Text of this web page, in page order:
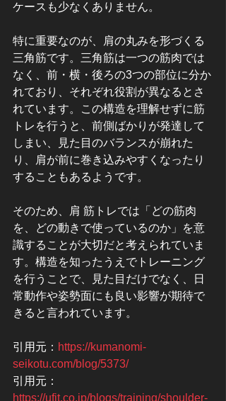
ケースも少なくありません。
特に重要なのが、肩の丸みを形づくる
三角筋です。三角筋は一つの筋肉では
なく、前・横・後ろの3つの部位に分か
れており、それぞれ役割が異なるとさ
れています。この構造を理解せずに筋
トレを行うと、前側ばかりが発達して
しまい、見た目のバランスが崩れた
り、肩が前に巻き込みやすくなったり
することもあるようです。
そのため、肩 筋トレでは「どの筋肉
を、どの動きで使っているのか」を意
識することが大切だと考えられていま
す。構造を知ったうえでトレーニング
を行うことで、見た目だけでなく、日
常動作や姿勢面にも良い影響が期待で
きると言われています。
引用元： https://kumanomi-
seikotu.com/blog/5373/
引用元：
https://ufit.co.jp/blogs/training/shoulder-